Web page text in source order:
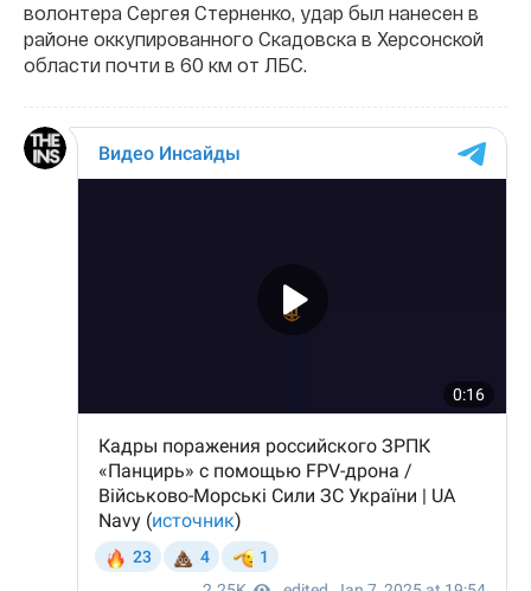
волонтера Сергея Стерненко, удар был нанесен в
районе оккупированного Скадовска в Херсонской
области почти в 60 км от ЛБС.